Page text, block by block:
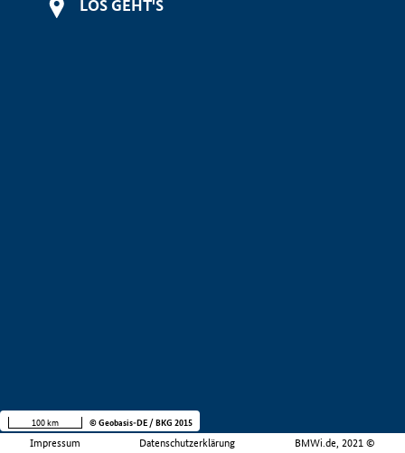
LOS GEHT'S
Impressum Datenschutzerklärung BMWi.de, 2021 ©
100 km © Geobasis-DE / BKG 2015